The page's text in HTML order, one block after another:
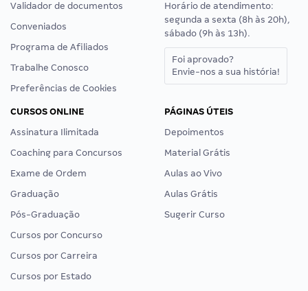
Validador de documentos
Conveniados
Programa de Afiliados
Trabalhe Conosco
Preferências de Cookies
Horário de atendimento:
segunda a sexta (8h às 20h),
sábado (9h às 13h).
Foi aprovado?
Envie-nos a sua história!
CURSOS ONLINE
Assinatura Ilimitada
Coaching para Concursos
Exame de Ordem
Graduação
Pós-Graduação
Cursos por Concurso
Cursos por Carreira
Cursos por Estado
PÁGINAS ÚTEIS
Depoimentos
Material Grátis
Aulas ao Vivo
Aulas Grátis
Sugerir Curso